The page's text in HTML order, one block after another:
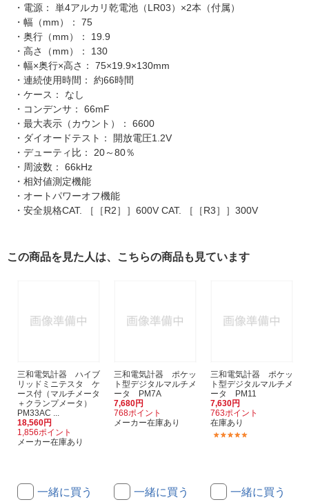
・電源： 単4アルカリ乾電池（LR03）×2本（付属）
・幅（mm）： 75
・奥行（mm）： 19.9
・高さ（mm）： 130
・幅×奥行×高さ： 75×19.9×130mm
・連続使用時間： 約66時間
・ケース： なし
・コンデンサ： 66mF
・最大表示（カウント）： 6600
・ダイオードテスト： 開放電圧1.2V
・デューティ比： 20～80％
・周波数： 66kHz
・相対値測定機能
・オートパワーオフ機能
・安全規格CAT. ［［R2］］600V CAT. ［［R3］］300V
この商品を見た人は、こちらの商品も見ています
三和電気計器 ハイブ
リッドミニテスタ ケ
ース付（マルチメータ
＋クランプメータ）
PM33AC ...
18,560円
1,856ポイント
メーカー在庫あり
一緒に買う
三和電気計器 ポケッ
ト型デジタルマルチメ
ータ PM7A
7,680円
768ポイント
メーカー在庫あり
一緒に買う
三和電気計器 ポケッ
ト型デジタルマルチメ
ータ PM11
7,630円
763ポイント
在庫あり
一緒に買う